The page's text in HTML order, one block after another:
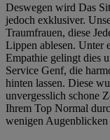
Deswegen wird Das
jedoch exklusiver.
Traumfrauen, diese
Lippen ablesen. Unter
Empathie gelingt dies
Service Genf, die
hinten lassen. Diese
unvergesslich schone
Ihrem Top Normal
wenigen Augenblicken